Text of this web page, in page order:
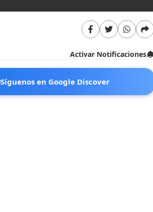
Activar Notificaciones
Síguenos en Google Discover